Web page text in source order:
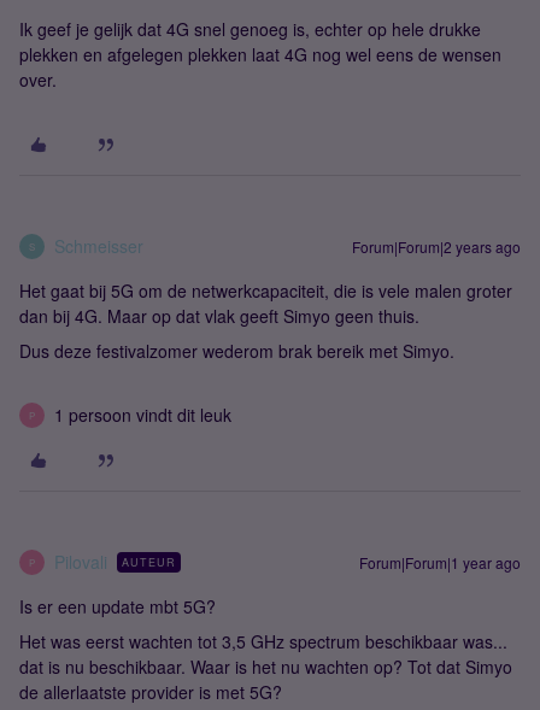
Ik geef je gelijk dat 4G snel genoeg is, echter op hele drukke
plekken en afgelegen plekken laat 4G nog wel eens de wensen
over.
S Schmeisser Forum|Forum|2 years ago
Het gaat bij 5G om de netwerkcapaciteit, die is vele malen groter
dan bij 4G. Maar op dat vlak geeft Simyo geen thuis.
Dus deze festivalzomer wederom brak bereik met Simyo.
P 1 persoon vindt dit leuk
P Pilovali AUTEUR Forum|Forum|1 year ago
Is er een update mbt 5G?
Het was eerst wachten tot 3,5 GHz spectrum beschikbaar was...
dat is nu beschikbaar. Waar is het nu wachten op? Tot dat Simyo
de allerlaatste provider is met 5G?